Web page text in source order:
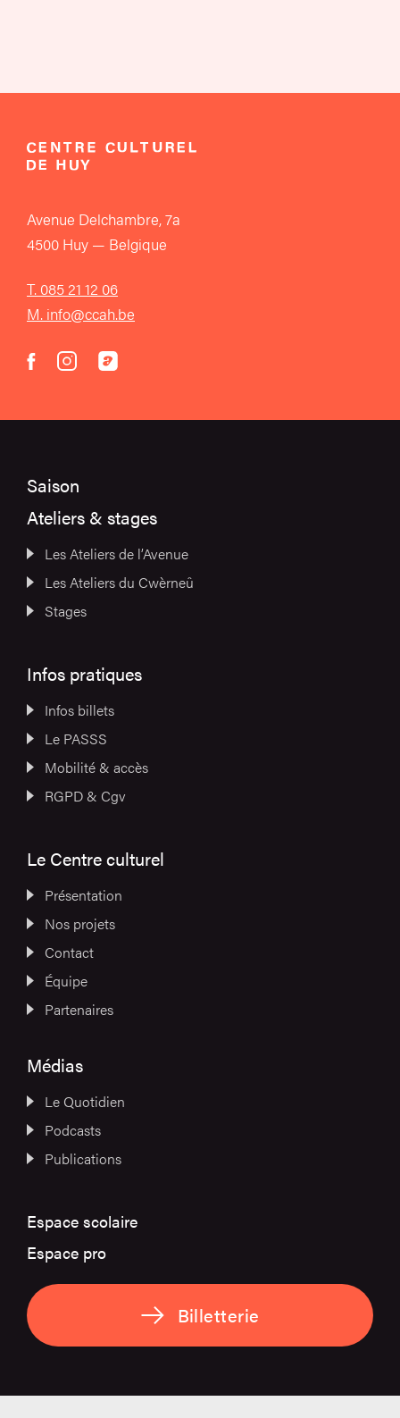
Avenue Delchambre, 7a
4500 Huy — Belgique
T. 085 21 12 06
M. info@ccah.be
facebook
instagram
acast
Saison
Ateliers & stages
Les Ateliers de l’Avenue
Les Ateliers du Cwèrneû
Stages
Infos pratiques
Infos billets
Le PASSS
Mobilité & accès
RGPD & Cgv
Le Centre culturel
Présentation
Nos projets
Contact
Équipe
Partenaires
Médias
Le Quotidien
Podcasts
Publications
Espace scolaire
Espace pro
Billetterie